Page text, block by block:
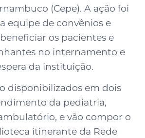
(Cepe). A ação foi
equipe de convênios e
os pacientes e
no internamento e
da instituição.
disponibilizados em dois
da pediatria,
e vão compor o
itinerante da Rede